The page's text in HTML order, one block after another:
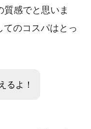
質感でと思いま
のコスパはとっ
るよ！